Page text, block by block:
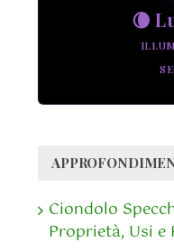
🌘
Ciondolo
Proprietà, Usi e